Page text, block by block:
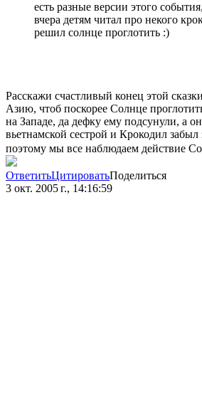
есть разные версии этого
вчера детям читал про некого
решил солнце проглотить :)
Расскажи счастливый конец этой
Азию, чтоб поскорее Солнце
на Западе, да дефку ему подсунули, а
вьетнамской сестрой и Крокодил забыл
поэтому мы все наблюдаем действие
ОтветитьЦитироватьПоделиться
3 окт. 2005 г., 14:16:59